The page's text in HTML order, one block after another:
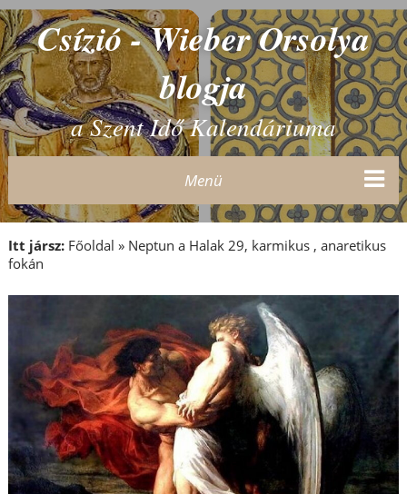
Csízió - Wieber Orsolya
blogja
a Szent Idő Kalendáriuma
Menü
Itt jársz: Főoldal » Neptun a Halak 29, karmikus , anaretikus
fokán